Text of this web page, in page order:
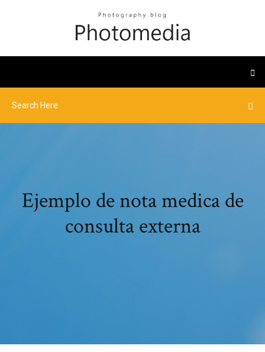
Ejemplo de nota medica de
consulta externa